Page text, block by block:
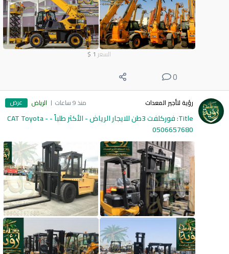
السعر 1
$
0
رؤية لتأجير المعدات منذ 9 ساعات الرياض عرض
Title: فوركلفت 3طن للايجار الرياض - الأكثر طلباً - CAT Toyota -
0506657680